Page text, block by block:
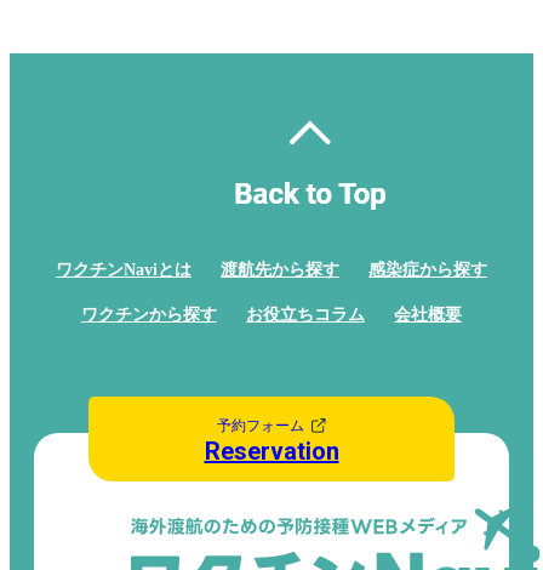
ワクチンNaviとは 渡航先から探す 感染症から探す
ワクチンから探す お役立ちコラム 会社概要
予約フォーム
Reservation